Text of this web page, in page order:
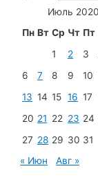
Июль 2020
Пн Вт Ср Чт Пт
1
2 3
6
7 8 9 10
13 14 15 16 17
20 21 22 23 24
27 28 29 30 31
« Июн
Авг »